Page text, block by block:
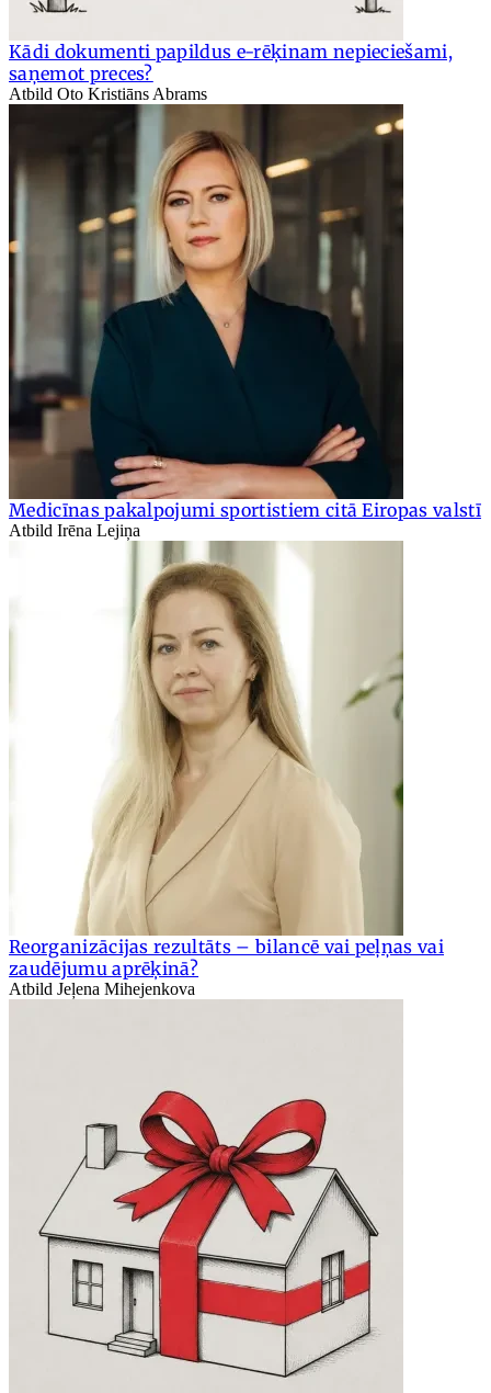
Kādi dokumenti papildus e-rēķinam nepieciešami,
saņemot preces?
Atbild Oto Kristiāns Abrams
Medicīnas pakalpojumi sportistiem citā Eiropas valstī
Atbild Irēna Lejiņa
Reorganizācijas rezultāts – bilancē vai peļņas vai
zaudējumu aprēķinā?
Atbild Jeļena Mihejenkova